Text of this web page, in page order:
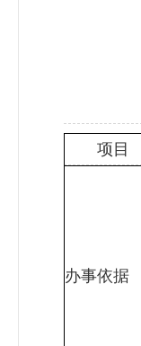
项目
办事依据